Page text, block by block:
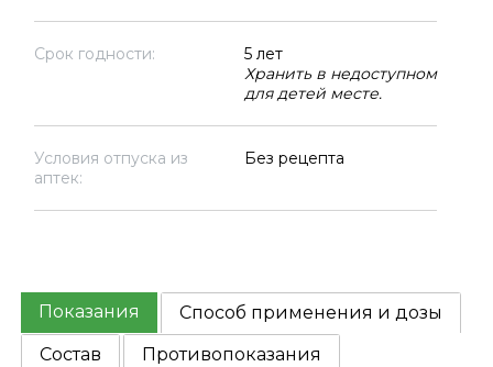
Срок годности:
5 лет
Хранить в недоступном
для детей месте.
Условия отпуска из
аптек:
Без рецепта
Показания
Способ применения и дозы
Состав
Противопоказания